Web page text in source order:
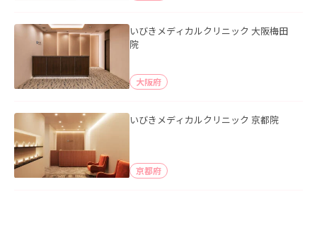
いびきメディカルクリニック 大阪梅田
院
大阪府
いびきメディカルクリニック 京都院
京都府